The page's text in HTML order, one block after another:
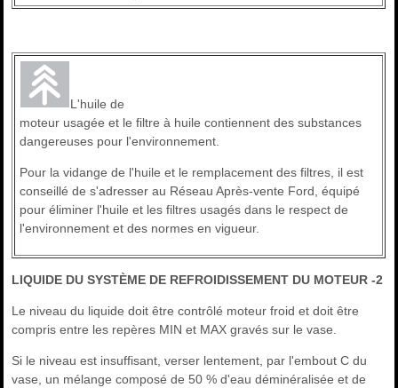
L'huile de
moteur usagée et le filtre à huile contiennent des substances
dangereuses pour l'environnement.
Pour la vidange de l'huile et le remplacement des filtres, il est
conseillé de s'adresser au Réseau Après-vente Ford, équipé
pour éliminer l'huile et les filtres usagés dans le respect de
l'environnement et des normes en vigueur.
LIQUIDE DU SYSTÈME DE REFROIDISSEMENT DU MOTEUR -2
Le niveau du liquide doit être contrôlé moteur froid et doit être
compris entre les repères MIN et MAX gravés sur le vase.
Si le niveau est insuffisant, verser lentement, par l'embout C du
vase, un mélange composé de 50 % d'eau déminéralisée et de